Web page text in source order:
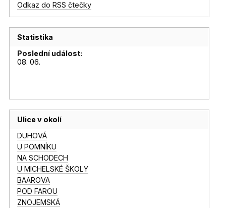
Odkaz do RSS čtečky
Statistika
Poslední událost:
08. 06.
Ulice v okolí
DUHOVÁ
U POMNÍKU
NA SCHODECH
U MICHELSKÉ ŠKOLY
BAAROVA
POD FAROU
ZNOJEMSKÁ